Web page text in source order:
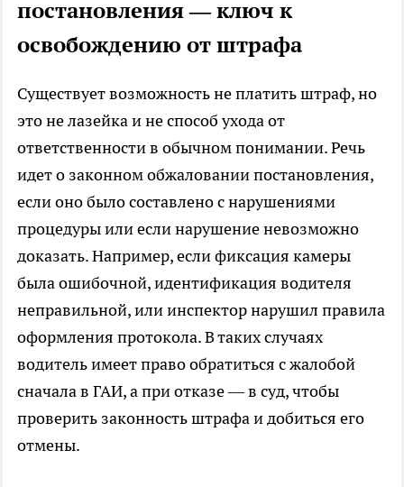
постановления — ключ к
освобождению от штрафа
Существует возможность не платить штраф, но
это не лазейка и не способ ухода от
ответственности в обычном понимании. Речь
идет о законном обжаловании постановления,
если оно было составлено с нарушениями
процедуры или если нарушение невозможно
доказать. Например, если фиксация камеры
была ошибочной, идентификация водителя
неправильной, или инспектор нарушил правила
оформления протокола. В таких случаях
водитель имеет право обратиться с жалобой
сначала в ГАИ, а при отказе — в суд, чтобы
проверить законность штрафа и добиться его
отмены.